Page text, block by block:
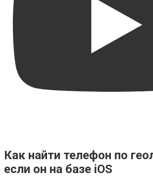
Как найти телефон по
если он на базе iOS